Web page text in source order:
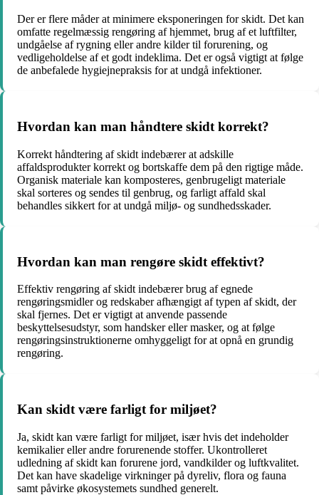
Der er flere måder at minimere eksponeringen for skidt. Det kan
omfatte regelmæssig rengøring af hjemmet, brug af et luftfilter,
undgåelse af rygning eller andre kilder til forurening, og
vedligeholdelse af et godt indeklima. Det er også vigtigt at følge
de anbefalede hygiejnepraksis for at undgå infektioner.
Hvordan kan man håndtere skidt korrekt?
Korrekt håndtering af skidt indebærer at adskille
affaldsprodukter korrekt og bortskaffe dem på den rigtige måde.
Organisk materiale kan komposteres, genbrugeligt materiale
skal sorteres og sendes til genbrug, og farligt affald skal
behandles sikkert for at undgå miljø- og sundhedsskader.
Hvordan kan man rengøre skidt effektivt?
Effektiv rengøring af skidt indebærer brug af egnede
rengøringsmidler og redskaber afhængigt af typen af skidt, der
skal fjernes. Det er vigtigt at anvende passende
beskyttelsesudstyr, som handsker eller masker, og at følge
rengøringsinstruktionerne omhyggeligt for at opnå en grundig
rengøring.
Kan skidt være farligt for miljøet?
Ja, skidt kan være farligt for miljøet, især hvis det indeholder
kemikalier eller andre forurenende stoffer. Ukontrolleret
udledning af skidt kan forurene jord, vandkilder og luftkvalitet.
Det kan have skadelige virkninger på dyreliv, flora og fauna
samt påvirke økosystemets sundhed generelt.